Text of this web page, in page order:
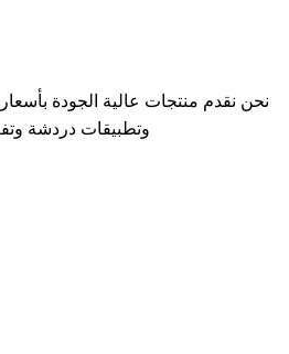
نحن نقدم منتجات عالية الجودة
وتطبيقات دردشة